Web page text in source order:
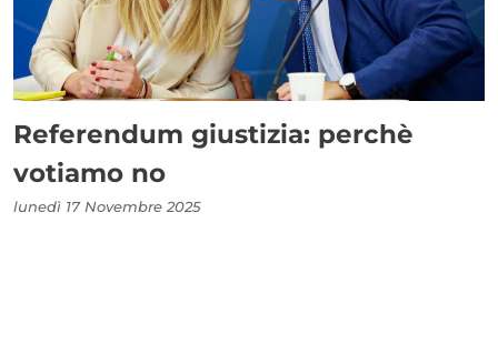
Referendum giustizia: perchè
votiamo no
lunedì 17 Novembre 2025